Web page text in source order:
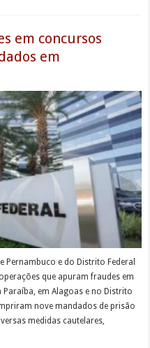
em concursos
em
Pernambuco e do Distrito Federal
que apuram fraudes em
em Alagoas e no Distrito
nove mandados de prisão
medidas cautelares,